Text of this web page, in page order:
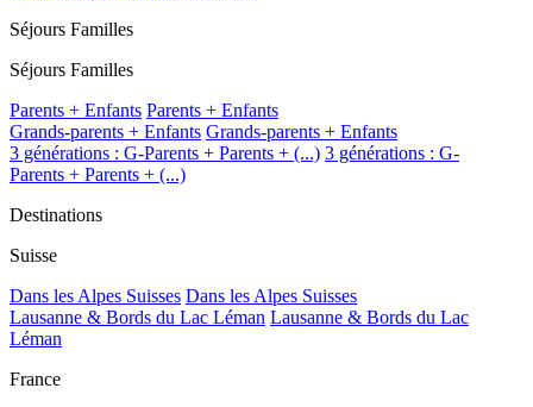
Séjours Familles
Séjours Familles
Parents + Enfants Parents + Enfants
Grands-parents + Enfants Grands-parents + Enfants
3 générations : G-Parents + Parents + (...) 3 générations : G-
Parents + Parents + (...)
Destinations
Suisse
Dans les Alpes Suisses Dans les Alpes Suisses
Lausanne & Bords du Lac Léman Lausanne & Bords du Lac
Léman
France